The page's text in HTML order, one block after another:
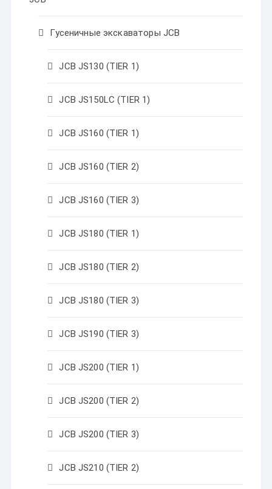
Гусеничные экскаваторы JCB
JCB JS130 (TIER 1)
JCB JS150LC (TIER 1)
JCB JS160 (TIER 1)
JCB JS160 (TIER 2)
JCB JS160 (TIER 3)
JCB JS180 (TIER 1)
JCB JS180 (TIER 2)
JCB JS180 (TIER 3)
JCB JS190 (TIER 3)
JCB JS200 (TIER 1)
JCB JS200 (TIER 2)
JCB JS200 (TIER 3)
JCB JS210 (TIER 2)